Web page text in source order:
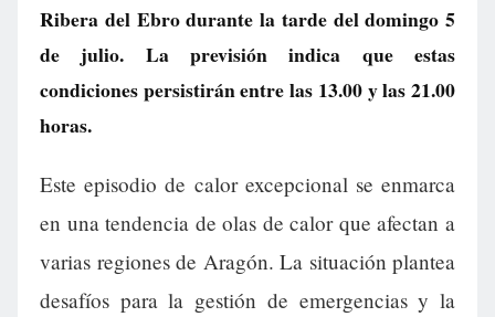
Ribera del Ebro durante la tarde del domingo 5
de julio. La previsión indica que estas
condiciones persistirán entre las 13.00 y las 21.00
horas.
Este episodio de calor excepcional se enmarca
en una tendencia de olas de calor que afectan a
varias regiones de Aragón. La situación plantea
desafíos para la gestión de emergencias y la